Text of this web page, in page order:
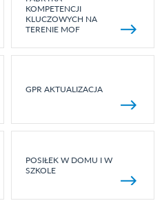
KOMPETENCJI
KLUCZOWYCH NA
TERENIE MOF
GPR AKTUALIZACJA
POSIŁEK W DOMU I W
SZKOLE